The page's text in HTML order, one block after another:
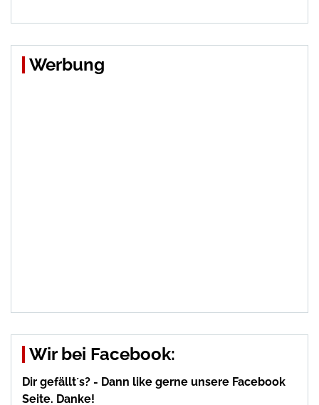
Werbung
Wir bei Facebook:
Dir gefällt´s? - Dann like gerne unsere Facebook
Seite. Danke!